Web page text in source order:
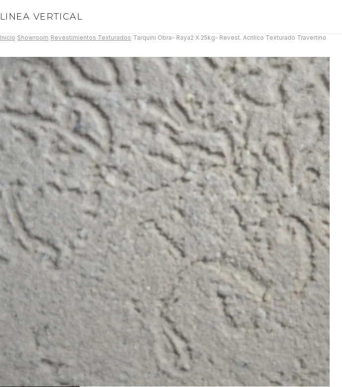
LINEA VERTICAL
Inicio Showroom Revestimientos Texturados Tarquini Obra- Raya2 X 25kg- Revest. Acrilico Texturado Travertino